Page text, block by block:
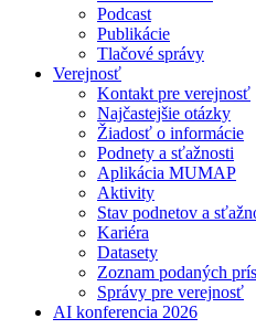
Podcast
Publikácie
Tlačové správy
Verejnosť
Kontakt pre verejnosť
Najčastejšie otázky
Žiadosť o informácie
Podnety a sťažnosti
Aplikácia MUMAP
Aktivity
Stav podnetov a
Kariéra
Datasety
Zoznam podaných
Správy pre verejnosť
AI konferencia 2026